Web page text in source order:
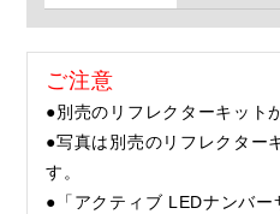
ご注意
●別売のリフレクターキット
●写真は別売のリフレクター
す。
●「アクティブ LEDナンバ